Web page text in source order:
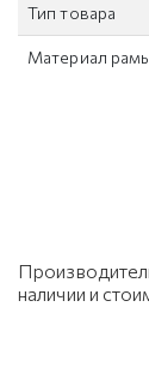
Тип товара
Материал
наличии и